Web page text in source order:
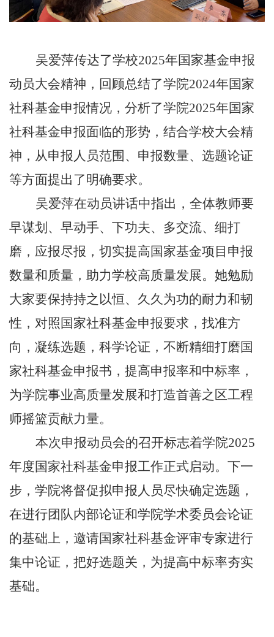
吴爱萍传达了学校2025年国家基金申报
动员大会精神，回顾总结了学院2024年国家
社科基金申报情况，分析了学院2025年国家
社科基金申报面临的形势，结合学校大会精
神，从申报人员范围、申报数量、选题论证
等方面提出了明确要求。
吴爱萍在动员讲话中指出，全体教师要
早谋划、早动手、下功夫、多交流、细打
磨，应报尽报，切实提高国家基金项目申报
数量和质量，助力学校高质量发展。她勉励
大家要保持持之以恒、久久为功的耐力和韧
性，对照国家社科基金申报要求，找准方
向，凝练选题，科学论证，不断精细打磨国
家社科基金申报书，提高申报率和中标率，
为学院事业高质量发展和打造首善之区工程
师摇篮贡献力量。
本次申报动员会的召开标志着学院2025
年度国家社科基金申报工作正式启动。下一
步，学院将督促拟申报人员尽快确定选题，
在进行团队内部论证和学院学术委员会论证
的基础上，邀请国家社科基金评审专家进行
集中论证，把好选题关，为提高中标率夯实
基础。